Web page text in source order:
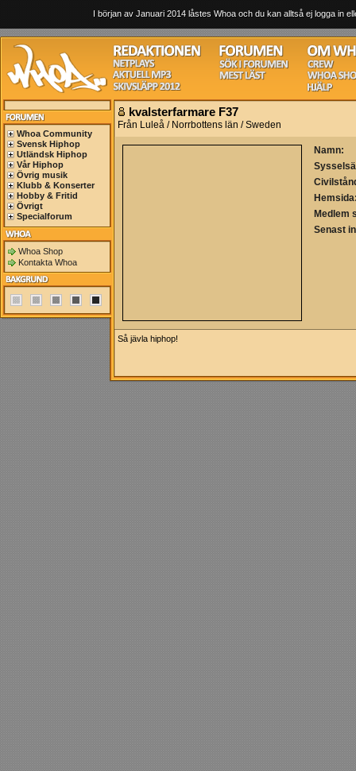
I början av Januari 2014 låstes Whoa och du kan alltså ej logga in
Whoa Community
Svensk Hiphop
Utländsk Hiphop
Vår Hiphop
Övrig musik
Klubb & Konserter
Hobby & Fritid
Övrigt
Specialforum
Whoa Shop
Kontakta Whoa
kvalsterfarmare F37
Från Luleå / Norrbottens län / Sweden
Namn:
Medlem
Senast
Så jävla hiphop!